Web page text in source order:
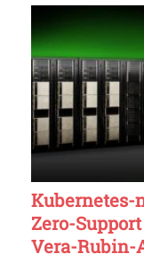
Kubernetes-
Zero-
Vera-